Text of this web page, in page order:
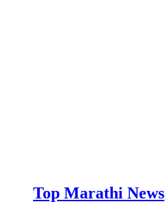
Top Marathi News